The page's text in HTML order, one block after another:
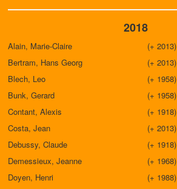
2018
Alain, Marie-Claire (+ 2013)
Bertram, Hans Georg
(+ 2013)
Blech, Leo
(+ 1958)
Bunk, Gerard
(+ 1958)
Contant, Alexis
(+ 1918)
Costa, Jean
(+ 2013)
Debussy, Claude
(+ 1918)
Demessieux, Jeanne
(+ 1968)
Doyen, Henri
(+ 1988)